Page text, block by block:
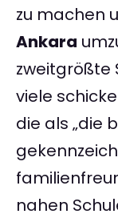
zu machen
Ankara
zweitgrößte
viele
die als „die
nahen